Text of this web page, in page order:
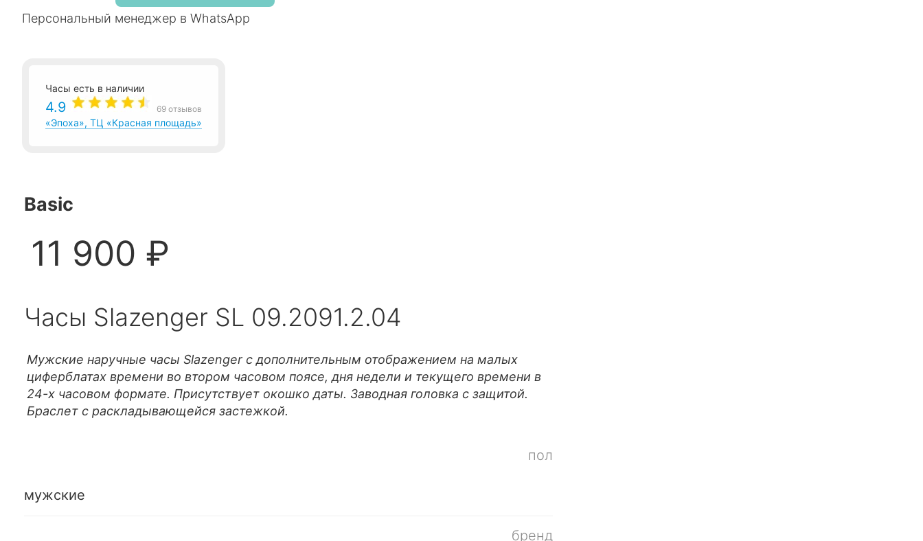
Персональный менеджер в WhatsApp
Часы есть в наличии
4.9 69 отзывов
«Эпоха», ТЦ «Красная площадь»
Basic
11 900 ₽
Часы Slazenger SL 09.2091.2.04
Мужские наручные часы Slazenger с дополнительным отображением на малых
циферблатах времени во втором часовом поясе, дня недели и текущего времени в
24-х часовом формате. Присутствует окошко даты. Заводная головка с защитой.
Браслет с раскладывающейся застежкой.
пол
мужские
бренд